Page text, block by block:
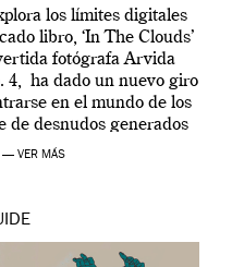
los límites digitales
libro, ‘In The Clouds’
fotógrafa Arvida
4, ha dado un nuevo giro
en el mundo de los
de desnudos generados
— VER MÁS